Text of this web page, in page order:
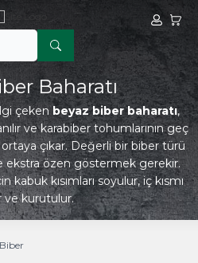
Hesabım
Baharatı
çekenbeyaz biber baharatı,
ve karabiber tohumlarının geç
çıkar. Değerli bir biber türü
ekstra özen göstermek gerekir.
kabuk kısımları soyulur, iç kısmı
ve kurutulur.